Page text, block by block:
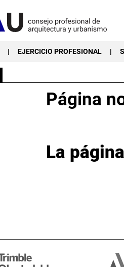
| EJERCICIO PROFESIONAL |
Página
La